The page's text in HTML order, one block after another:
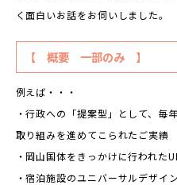
く面白いお話をお伺いしました。
【 概要 一部のみ 】
例えば・・・
・行政への「提案型」として、毎
取り組みを進めてこられたご実績
・岡山国体をきっかけに行われた
・宿泊施設のユニバーサルデザイ